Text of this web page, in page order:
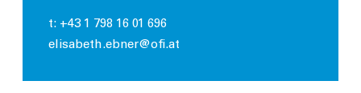
t: +43 1 798 16 01 696
elisabeth.ebner@ofi.at